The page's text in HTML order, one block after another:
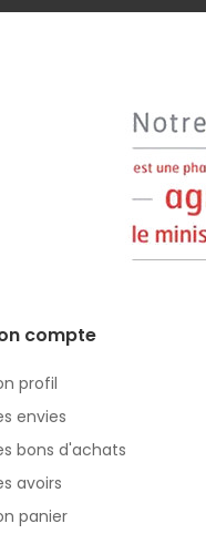
compte
profil
envies
bons d'achats
avoirs
panier